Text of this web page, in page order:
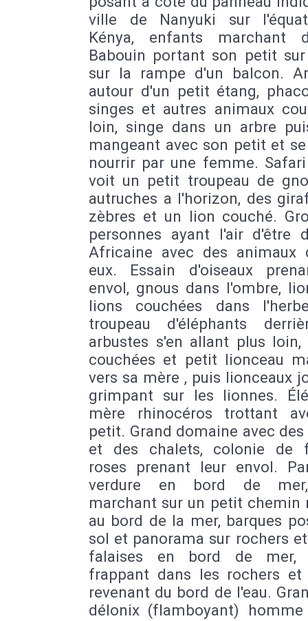
ville de Nanyuki sur
Kénya, enfants marchant
Babouin portant son petit
sur la rampe d'un balcon.
autour d'un petit étang,
singes et autres animaux
loin, singe dans un arbre
mangeant avec son petit et
nourrir par une femme.
voit un petit troupeau de
autruches a l'horizon, des
zèbres et un lion couché.
personnes ayant l'air d'être
Africaine avec des animaux
eux. Essain d'oiseaux
envol, gnous dans l'ombre,
lions couchées dans
troupeau d'éléphants
arbustes s'en allant plus loin,
couchées et petit lionceau
vers sa mère , puis lionceaux
grimpant sur les lionnes.
mère rhinocéros trottant
petit. Grand domaine avec
et des chalets, colonie de
roses prenant leur envol.
verdure en bord de
marchant sur un petit chemin
au bord de la mer, barques
sol et panorama sur rochers
falaises en bord de mer,
frappant dans les rochers
revenant du bord de l'eau.
délonix (flamboyant)